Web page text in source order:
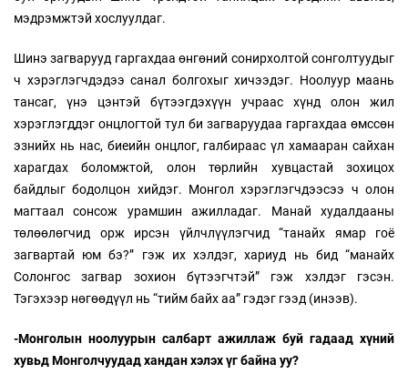
мэдрэмжтэй хослуулдаг.
Шинэ загварууд гаргахдаа өнгөний сонирхолтой сонголтуудыг
ч хэрэглэгчдэдээ санал болгохыг хичээдэг. Ноолуур маань
тансаг, үнэ цэнтэй бүтээгдэхүүн учраас хүнд олон жил
хэрэглэгддэг онцлогтой тул би загваруудаа гаргахдаа өмссөн
эзнийх нь нас, биеийн онцлог, галбираас үл хамааран сайхан
харагдах боломжтой, олон төрлийн хувцастай зохицох
байдлыг бодолцон хийдэг. Монгол хэрэглэгчдээсээ ч олон
магтаал сонсож урамшин ажилладаг. Манай худалдааны
төлөөлөгчид орж ирсэн үйлчлүүлэгчид “танайх ямар гоё
загвартай юм бэ?” гэж их хэлдэг, хариуд нь бид “манайх
Солонгос загвар зохион бүтээгчтэй” гэж хэлдэг гэсэн.
Тэгэхээр нөгөөдүүл нь “тийм байх аа” гэдэг гээд (инээв).
-Монголын ноолуурын салбарт ажиллаж буй гадаад хүний
хувьд Монголчуудад хандан хэлэх үг байна уу?